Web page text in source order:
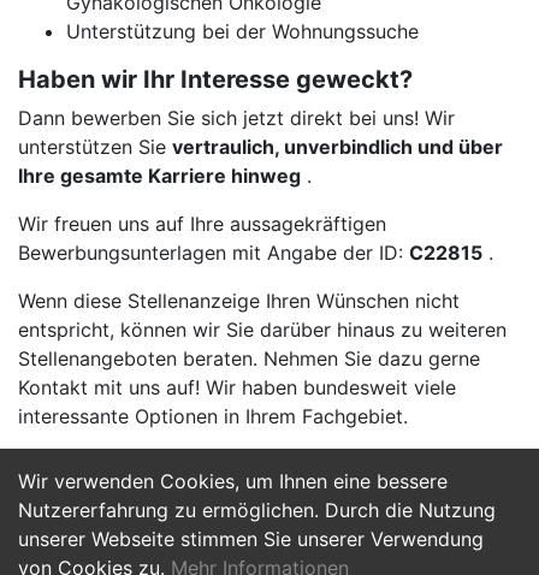
Wir verwenden Cookies, um Ihnen eine bessere
Nutzererfahrung zu ermöglichen. Durch die Nutzung
unserer Webseite stimmen Sie unserer Verwendung
von Cookies zu. Mehr Informationen
Unterstützung bei der Wohnungssuche
Haben wir Ihr Interesse geweckt?
Dann bewerben Sie sich jetzt direkt bei uns! Wir
unterstützen Sie vertraulich, unverbindlich und über
Ihre gesamte Karriere hinweg .
Wir freuen uns auf Ihre aussagekräftigen
Bewerbungsunterlagen mit Angabe der ID: C22815 .
Wenn diese Stellenanzeige Ihren Wünschen nicht
entspricht, können wir Sie darüber hinaus zu weiteren
Stellenangeboten beraten. Nehmen Sie dazu gerne
Kontakt mit uns auf! Wir haben bundesweit viele
interessante Optionen in Ihrem Fachgebiet.
Jetzt Bewerben